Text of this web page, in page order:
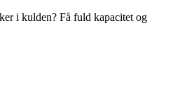
i kulden? Få fuld kapacitet og